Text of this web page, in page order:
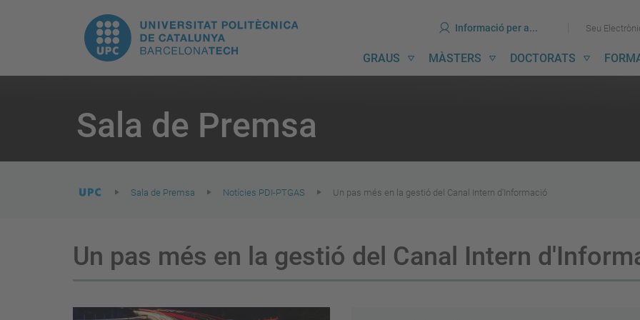
UPC.
Universitat
Politècnica
de
Catalunya
Ves
al
contingut
Ves
al
menú
Informació per a... Seu
Navegació
GRAUS MÀSTERS DOCTORATS
Sala de Premsa
are
here:
Sala de Premsa Notícies PDI-PTGAS Un pas més en la gestió del Canal Intern d'Informació
Un pas més en la gestió del Canal Intern